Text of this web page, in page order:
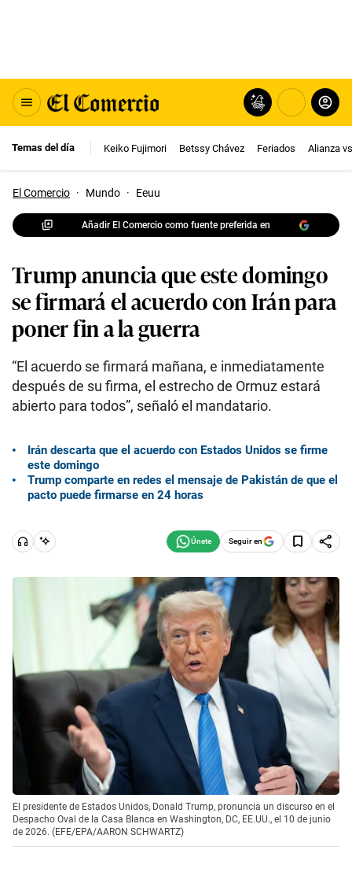
Temas del día Keiko Fujimori Betssy Chávez Feriados Alianza
El Comercio · Mundo · Eeuu
Añadir El Comercio como fuente preferida en
Trump anuncia que este domingo
se firmará el acuerdo con Irán para
poner fin a la guerra
“El acuerdo se firmará mañana, e inmediatamente
después de su firma, el estrecho de Ormuz estará
abierto para todos”, señaló el mandatario.
Irán descarta que el acuerdo con Estados Unidos se firme
este domingo
Trump comparte en redes el mensaje de Pakistán de que el
pacto puede firmarse en 24 horas
Seguir en
El presidente de Estados Unidos, Donald Trump, pronuncia un discurso en el
Despacho Oval de la Casa Blanca en Washington, DC, EE.UU., el 10 de junio
de 2026. (EFE/EPA/AARON SCHWARTZ)